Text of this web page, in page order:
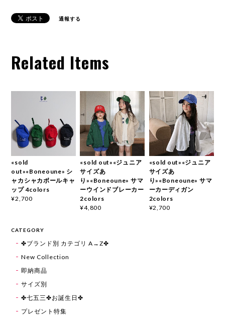
通報する
Related Items
«sold
out»«Boneoune» シ
ャカシャカボールキャ
ップ 4colors
¥2,700
«sold out»«ジュニア
サイズあ
り»«Boneoune» サマ
ーウインドブレーカー
2colors
¥4,800
«sold out»«ジュニア
サイズあ
り»«Boneoune» サマ
ーカーディガン
2colors
¥2,700
CATEGORY
✤ブランド別 カテゴリ A→Z✤
New Collection
即納商品
サイズ別
✤七五三✤お誕生日✤
プレゼント特集